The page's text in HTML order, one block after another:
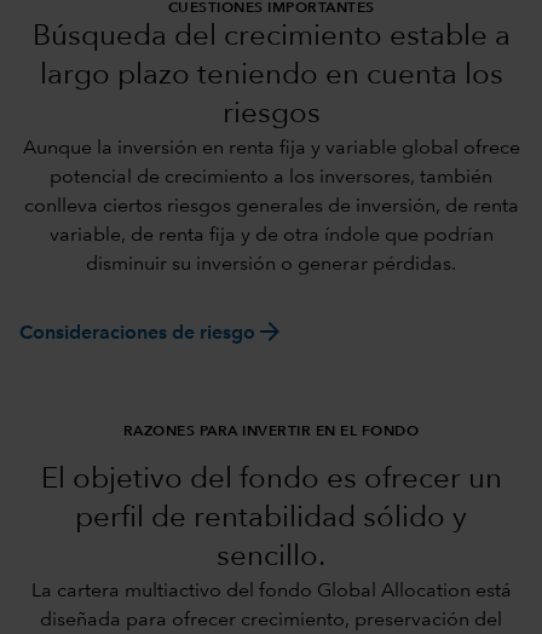
CUESTIONES IMPORTANTES
Búsqueda del crecimiento estable a
largo plazo teniendo en cuenta los
riesgos
Aunque la inversión en renta fija y variable global ofrece
potencial de crecimiento a los inversores, también
conlleva ciertos riesgos generales de inversión, de renta
variable, de renta fija y de otra índole que podrían
disminuir su inversión o generar pérdidas.
Consideraciones de riesgo arrow_forward
RAZONES PARA INVERTIR EN EL FONDO
El objetivo del fondo es ofrecer un
perfil de rentabilidad sólido y
sencillo.
La cartera multiactivo del fondo Global Allocation está
diseñada para ofrecer crecimiento, preservación del